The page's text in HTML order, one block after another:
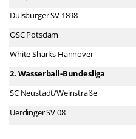
Duisburger SV 1898
OSC Potsdam
White Sharks Hannover
2. Wasserball-Bundesliga
SC Neustadt/Weinstraße
Uerdinger SV 08